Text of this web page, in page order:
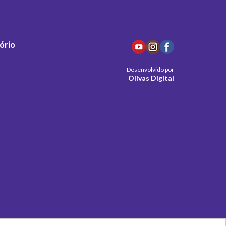
Desenvolvido por
Olivas Digital